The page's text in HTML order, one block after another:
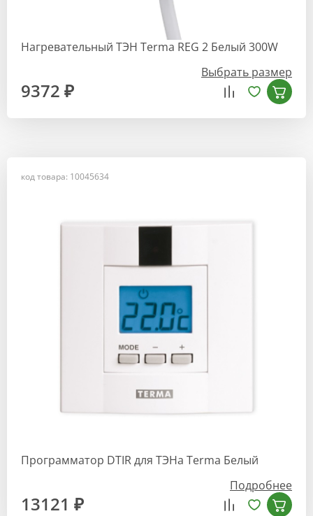
Нагревательный ТЭН Terma REG 2 Белый 300W
Выбрать размер
9372 ₽
код товара: 10045634
Программатор DTIR для ТЭНа Terma Белый
Подробнее
13121 ₽